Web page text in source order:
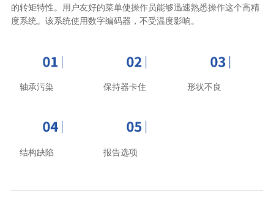
的转矩特性。用户友好的菜单使操作员能够迅速熟悉操作这个高精
度系统。该系统使用数字编码器，不受温度影响。
轴承污染 保持器卡住 形状不良
结构缺陷 报告选项